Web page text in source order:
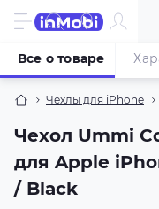
Чехлы для iPhone
Чехол Ummi
для Apple
/ Black
Все о товаре